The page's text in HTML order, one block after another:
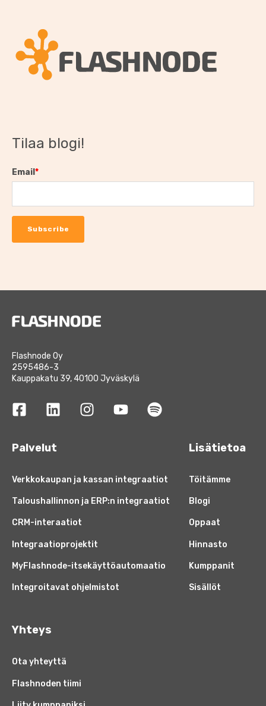
Tilaa blogi!
Email *
Flashnode Oy
2595486-3
Kauppakatu 39, 40100 Jyväskylä
Palvelut
Verkkokaupan ja kassan integraatiot
Taloushallinnon ja ERP:n integraatiot
CRM-interaatiot
Integraatioprojektit
MyFlashnode-itsekäyttöautomaatio
Integroitavat ohjelmistot
Lisätietoa
Töitämme
Blogi
Oppaat
Hinnasto
Kumppanit
Sisällöt
Yhteys
Ota yhteyttä
Flashnoden tiimi